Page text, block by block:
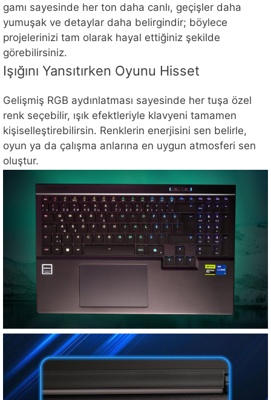
gamı sayesinde her ton daha canlı, geçişler daha
yumuşak ve detaylar daha belirgindir; böylece
projelerinizi tam olarak hayal ettiğiniz şekilde
görebilirsiniz.
Işığını Yansıtırken Oyunu Hisset
Gelişmiş RGB aydınlatması sayesinde her tuşa özel
renk seçebilir, ışık efektleriyle klavyeni tamamen
kişiselleştirebilirsin. Renklerin enerjisini sen belirle,
oyun ya da çalışma anlarına en uygun atmosferi sen
oluştur.